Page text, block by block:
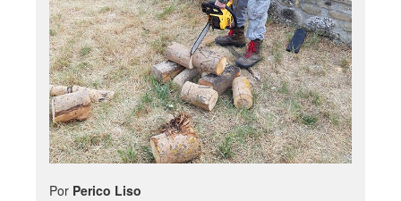
Por Perico Liso